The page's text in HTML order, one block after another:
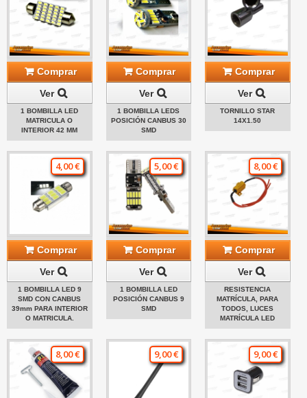
Comprar
Ver
1 BOMBILLA LED
MATRICULA O
INTERIOR 42 MM
Comprar
Ver
1 BOMBILLA LEDS
POSICIÓN CANBUS 30
SMD
Comprar
Ver
TORNILLO STAR
14X1.50
4,00 €
Comprar
Ver
1 BOMBILLA LED 9
SMD CON CANBUS
39mm PARA INTERIOR
O MATRICULA.
5,00 €
Comprar
Ver
1 BOMBILLA LED
POSICIÓN CANBUS 9
SMD
8,00 €
Comprar
Ver
RESISTENCIA
MATRÍCULA, PARA
TODOS, LUCES
MATRÍCULA LED
8,00 € 9,00 € 9,00 €